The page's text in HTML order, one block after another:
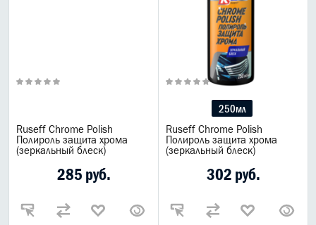
Ruseff Chrome Polish
Полироль защита хрома
(зеркальный блеск)
285 руб.
250мл
Ruseff Chrome Polish
Полироль защита хрома
(зеркальный блеск)
302 руб.